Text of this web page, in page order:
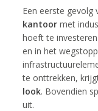
Een eerste gevolg
kantoormet
hoeft te
en in het
te onttrekken,
look. Bovendien
uit.